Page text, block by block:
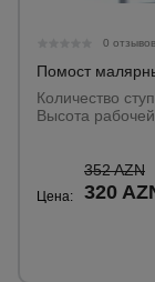
0 отзывов
Помост
Количество
Высота
Цена:
352 AZN
320